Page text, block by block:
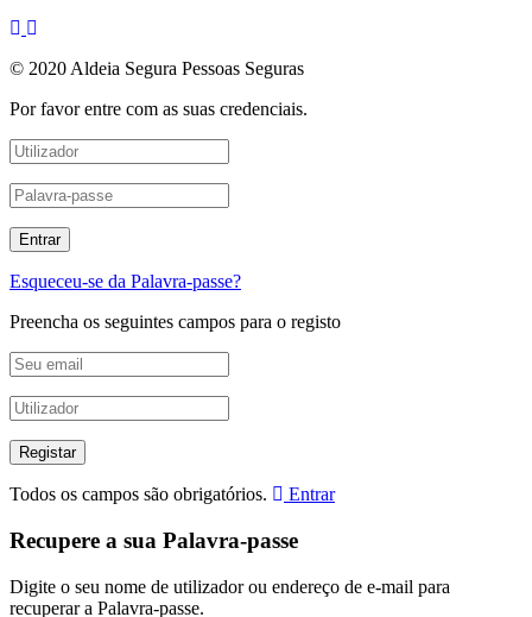
© 2020 Aldeia Segura Pessoas Seguras
Por favor entre com as suas credenciais.
Esqueceu-se da Palavra-passe?
Preencha os seguintes campos para o registo
Todos os campos são obrigatórios. Entrar
Recupere a sua Palavra-passe
Digite o seu nome de utilizador ou endereço de e-mail para
recuperar a Palavra-passe.